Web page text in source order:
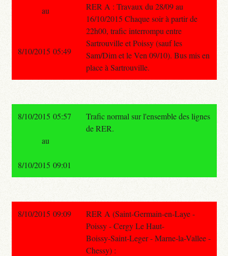
RER A : Travaux du 28/09 au
16/10/2015 Chaque soir à partir de
22h00, trafic interrompu entre
Sartrouville et Poissy (sauf les
Sam/Dim et le Ven 09/10). Bus mis en
place à Sartrouville.
au
8/10/2015 05:49
8/10/2015 05:57
Trafic normal sur l'ensemble des lignes
de RER.
au
8/10/2015 09:01
8/10/2015 09:09
RER A (Saint-Germain-en-Laye -
Poissy - Cergy Le Haut-
Boissy-Saint-Leger - Marne-la-Vallee -
Chessy) :